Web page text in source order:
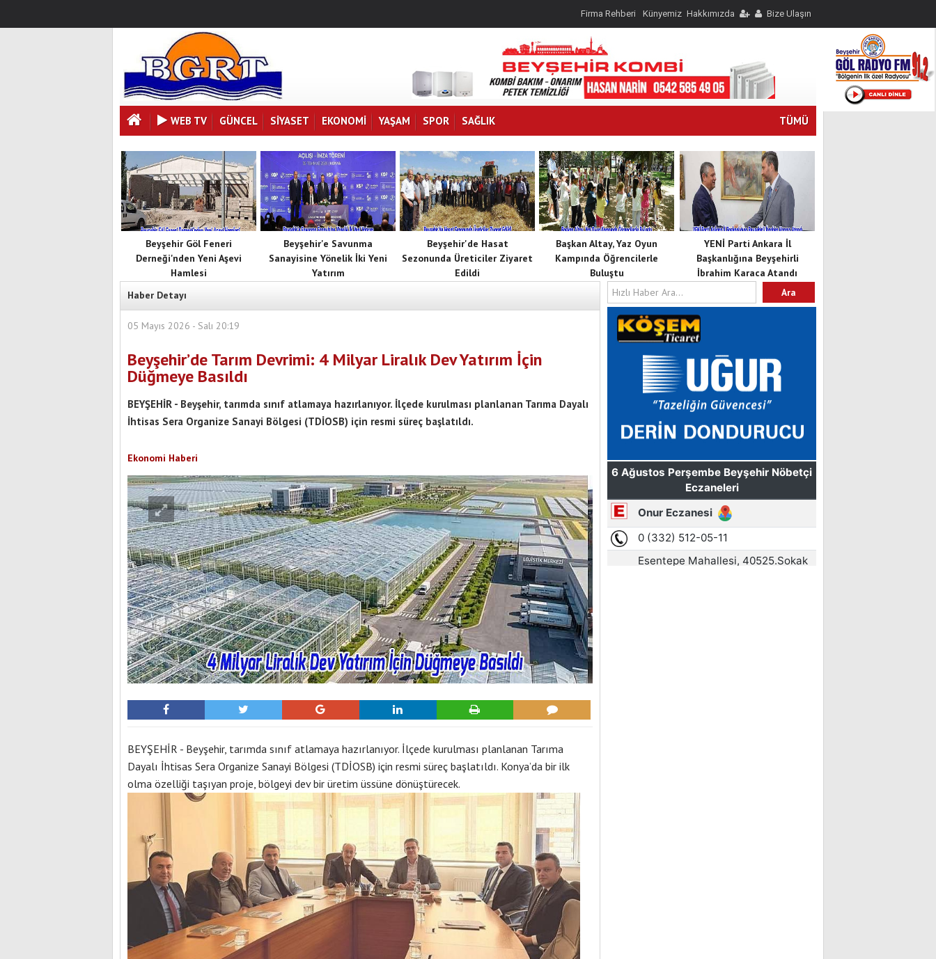
Firma Rehberi Künyemiz Hakkımızda Bize Ulaşın
WEB TV GÜNCEL SIYASET EKONOMI YAŞAM SPOR SAĞLIK TÜMÜ
Beyşehir Göl Feneri
Derneği'nden Yeni Aşevi
Hamlesi
Beyşehir'e Savunma
Sanayisine Yönelik İki Yeni
Yatırım
Beyşehir'de Hasat
Sezonunda Üreticiler Ziyaret
Edildi
YENİ Parti Ankara İl
Başkanlığına Beyşehirli
İbrahim Karaca Atandı
Başkan Altay, Yaz Oyun
Kampında Öğrencilerle
Buluştu
Haber Detayı
05 Mayıs 2026 - Salı 20:19
Beyşehir’de Tarım Devrimi: 4 Milyar Liralık Dev Yatırım İçin
Düğmeye Basıldı
BEYŞEHİR - Beyşehir, tarımda sınıf atlamaya hazırlanıyor. İlçede kurulması planlanan Tarıma Dayalı
İhtisas Sera Organize Sanayi Bölgesi (TDİOSB) için resmi süreç başlatıldı.
Ekonomi Haberi
BEYŞEHİR - Beyşehir, tarımda sınıf atlamaya hazırlanıyor. İlçede kurulması planlanan Tarıma
Dayalı İhtisas Sera Organize Sanayi Bölgesi (TDİOSB) için resmi süreç başlatıldı. Konya’da bir ilk
olma özelliği taşıyan proje, bölgeyi dev bir üretim üssüne dönüştürecek.